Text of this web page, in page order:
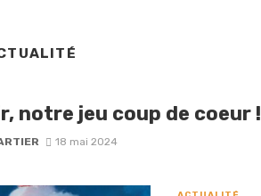
notre jeu coup de coeur !
18 mai 2024